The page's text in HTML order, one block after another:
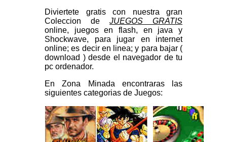
Diviertete gratis con nuestra gran
Coleccion de JUEGOS GRATIS
online, juegos en flash, en java y
Shockwave, para jugar en internet
online; es decir en linea; y para bajar (
download ) desde el navegador de tu
pc ordenador.
En Zona Minada encontraras las
siguientes categorias de Juegos: